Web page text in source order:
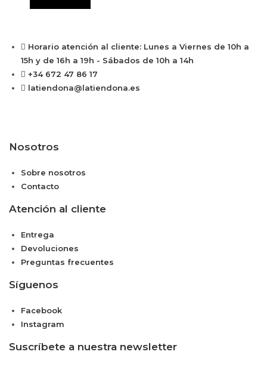
Horario atención al cliente: Lunes a Viernes de 10h a
15h y de 16h a 19h - Sábados de 10h a 14h
+34 672 47 86 17
latiendona@latiendona.es
Nosotros
Sobre nosotros
Contacto
Atención al cliente
Entrega
Devoluciones
Preguntas frecuentes
Síguenos
Facebook
Instagram
Suscríbete a nuestra newsletter